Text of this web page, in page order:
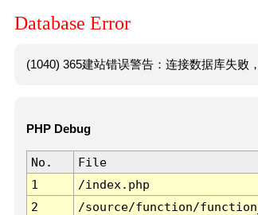
Database Error
(1040) 365建站错误警告：连接数据库失败
PHP Debug
No. File
1
/index.php
2
/source/function/